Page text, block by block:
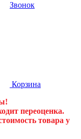
Звонок
Корзина
переоценка.
товара у